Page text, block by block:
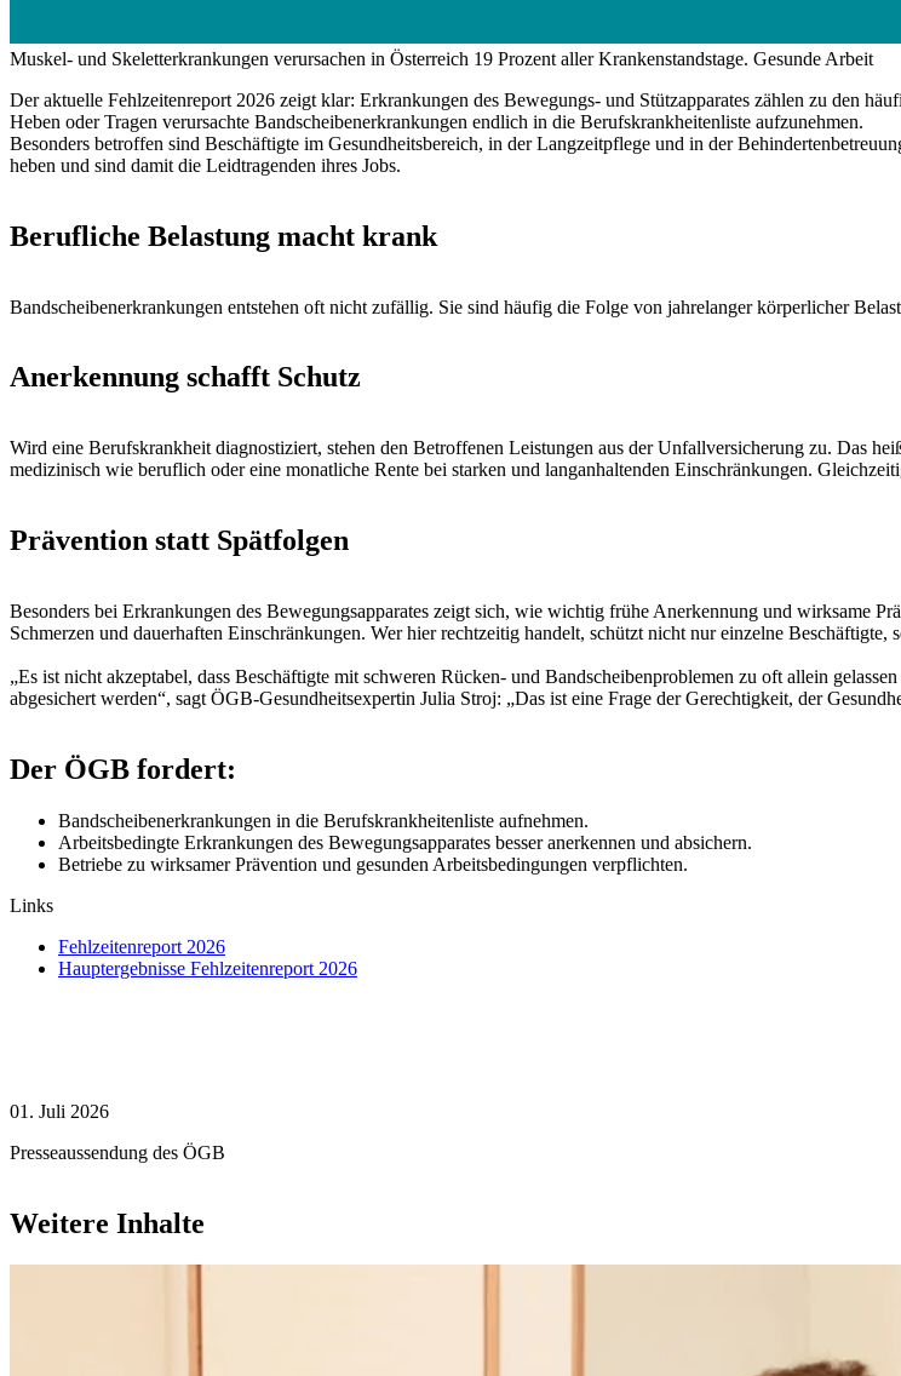
Muskel- und Skeletterkrankungen verursachen in Österreich 19 Prozent aller Krankenstandstage. Gesunde Arbeit
Der aktuelle Fehlzeitenreport 2026 zeigt klar: Erkrankungen des Bewegungs- und Stützapparates zählen zu den
Heben oder Tragen verursachte Bandscheibenerkrankungen endlich in die Berufskrankheitenliste aufzunehmen.
Besonders betroffen sind Beschäftigte im Gesundheitsbereich, in der Langzeitpflege und in der
heben und sind damit die Leidtragenden ihres Jobs.
Berufliche Belastung macht krank
Bandscheibenerkrankungen entstehen oft nicht zufällig. Sie sind häufig die Folge von jahrelanger körperlicher
Anerkennung schafft Schutz
Wird eine Berufskrankheit diagnostiziert, stehen den Betroffenen Leistungen aus der Unfallversicherung zu. Das
medizinisch wie beruflich oder eine monatliche Rente bei starken und langanhaltenden Einschränkungen.
Prävention statt Spätfolgen
Besonders bei Erkrankungen des Bewegungsapparates zeigt sich, wie wichtig frühe Anerkennung und wirksame
Schmerzen und dauerhaften Einschränkungen. Wer hier rechtzeitig handelt, schützt nicht nur einzelne Beschäftigte,
„Es ist nicht akzeptabel, dass Beschäftigte mit schweren Rücken- und Bandscheibenproblemen zu oft allein
abgesichert werden“, sagt ÖGB-Gesundheitsexpertin Julia Stroj: „Das ist eine Frage der Gerechtigkeit, der
Der ÖGB fordert:
Bandscheibenerkrankungen in die Berufskrankheitenliste aufnehmen.
Arbeitsbedingte Erkrankungen des Bewegungsapparates besser anerkennen und absichern.
Betriebe zu wirksamer Prävention und gesunden Arbeitsbedingungen verpflichten.
Links
Fehlzeitenreport 2026
Hauptergebnisse Fehlzeitenreport 2026
01. Juli 2026
Presseaussendung des ÖGB
Weitere Inhalte